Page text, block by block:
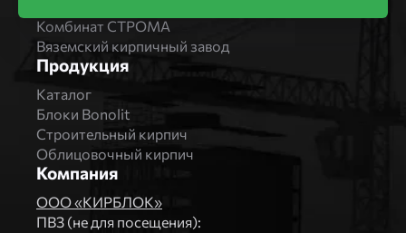
Комбинат СТРОМА
Вяземский кирпичный завод
Продукция
Каталог
Блоки Bonolit
Строительный кирпич
Облицовочный кирпич
Компания
ООО «КИРБЛОК»
ПВЗ (не для посещения):